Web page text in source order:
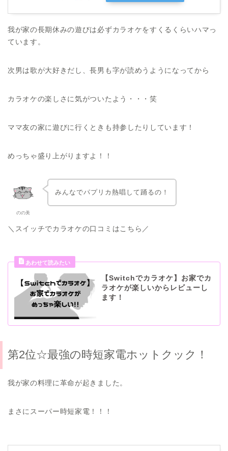
我が家の長期休みの遊びは必ずカラオケをすくるくらいハマっ
ています。
次男は歌が大好きだし、長男も字が読めうようになってから
カラオケの楽しさに気がついたよう・・・笑
ママ友の家に遊びに行くときも持参したりしています！
めっちゃ盛り上がりますよ！！
のの美
みんなでパプリカ熱唱して踊るの！
＼スイッチでカラオケの口コミはこちら／
【Switchでカラオケ】お家でカ
ラオケが楽しいからレビューし
ます！
第2位☆最強の時短家電ホットクック！
我が家の料理に革命が起きました。
まさにスーパー時短家電！！！